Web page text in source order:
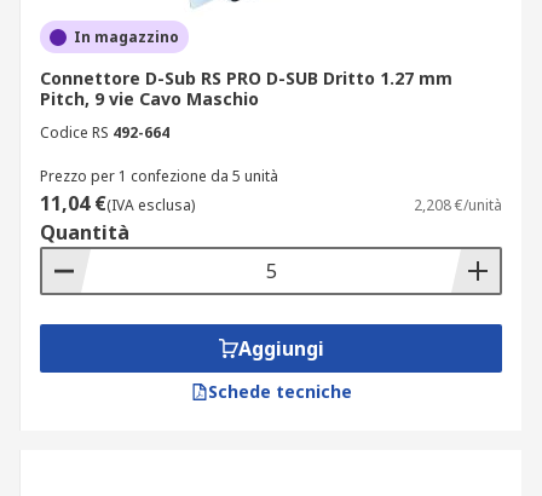
In magazzino
Connettore D-Sub RS PRO D-SUB Dritto 1.27 mm
Pitch, 9 vie Cavo Maschio
Codice RS 492-664
Prezzo per 1 confezione da 5 unità
11,04 €(IVA esclusa) 2,208 €/unità
Quantità
Aggiungi
Schede tecniche